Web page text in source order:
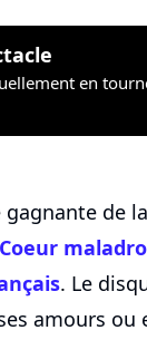
en
de
. Le
amours ou